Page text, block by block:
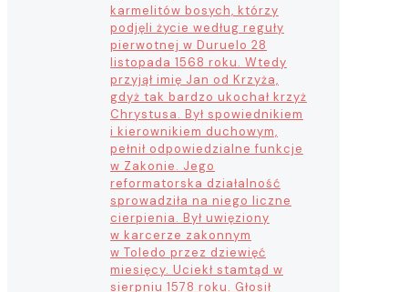
karmelitów bosych, którzy
podjęli życie według reguły
pierwotnej w Duruelo 28
listopada 1568 roku. Wtedy
przyjął imię Jan od Krzyża,
gdyż tak bardzo ukochał krzyż
Chrystusa. Był spowiednikiem
i kierownikiem duchowym,
pełnił odpowiedzialne funkcje
w Zakonie. Jego
reformatorska działalność
sprowadziła na niego liczne
cierpienia. Był uwięziony
w karcerze zakonnym
w Toledo przez dziewięć
miesięcy. Uciekł stamtąd w
sierpniu 1578 roku. Głosił